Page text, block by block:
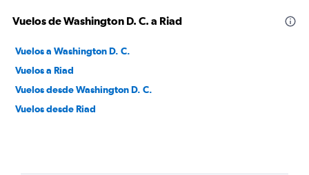
Vuelos de Washington D. C. a Riad
Vuelos a Washington D. C.
Vuelos a Riad
Vuelos desde Washington D. C.
Vuelos desde Riad